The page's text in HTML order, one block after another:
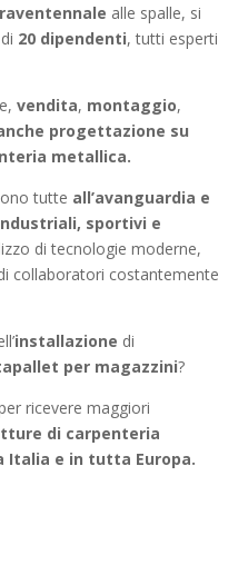
alle spalle, si
20 dipendenti, tutti esperti
vendita, montaggio,
progettazione su
metallica.
tutte all’avanguardia e
sportivi e
di tecnologie moderne,
collaboratori costantemente
installazione di
per magazzini?
ricevere maggiori
di carpenteria
Italia e in tutta Europa.